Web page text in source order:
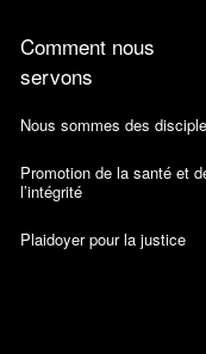
Comment nous
servons
Nous sommes des
Promotion de la santé et
l’intégrité
Plaidoyer pour la justice